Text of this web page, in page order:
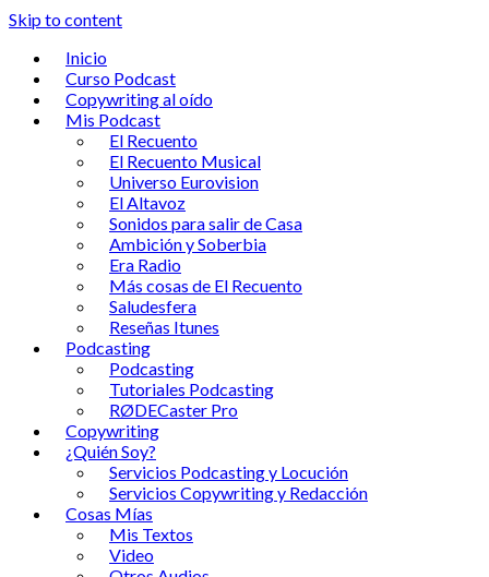
Skip to content
Inicio
Curso Podcast
Copywriting al oído
Mis Podcast
El Recuento
El Recuento Musical
Universo Eurovision
El Altavoz
Sonidos para salir de Casa
Ambición y Soberbia
Era Radio
Más cosas de El Recuento
Saludesfera
Reseñas Itunes
Podcasting
Podcasting
Tutoriales Podcasting
RØDECaster Pro
Copywriting
¿Quién Soy?
Servicios Podcasting y Locución
Servicios Copywriting y Redacción
Cosas Mías
Mis Textos
Video